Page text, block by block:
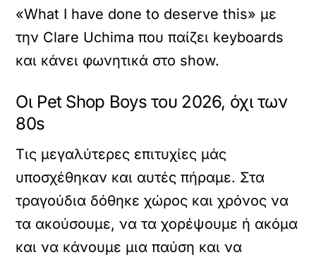
«What I have done to deserve this» με
την Clare Uchima που παίζει keyboards
και κάνει φωνητικά στο show.
Οι Pet Shop Boys του 2026, όχι των
80s
Τις μεγαλύτερες επιτυχίες μάς
υποσχέθηκαν και αυτές πήραμε. Στα
τραγούδια δόθηκε χώρος και χρόνος να
τα ακούσουμε, να τα χορέψουμε ή ακόμα
και να κάνουμε μια παύση και να